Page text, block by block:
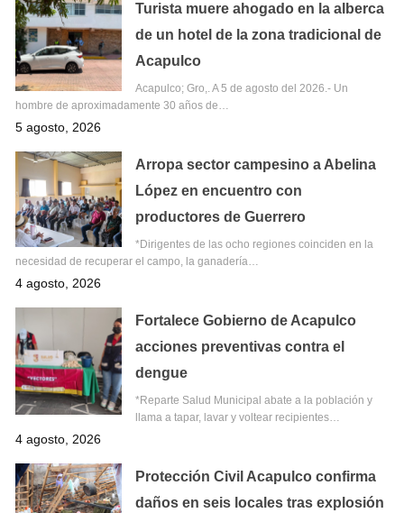
Turista muere ahogado en la alberca
de un hotel de la zona tradicional de
Acapulco
Acapulco; Gro,. A 5 de agosto del 2026.- Un
hombre de aproximadamente 30 años de…
5 agosto, 2026
Arropa sector campesino a Abelina
López en encuentro con
productores de Guerrero
*Dirigentes de las ocho regiones coinciden en la
necesidad de recuperar el campo, la ganadería…
4 agosto, 2026
Fortalece Gobierno de Acapulco
acciones preventivas contra el
dengue
*Reparte Salud Municipal abate a la población y
llama a tapar, lavar y voltear recipientes…
4 agosto, 2026
Protección Civil Acapulco confirma
daños en seis locales tras explosión